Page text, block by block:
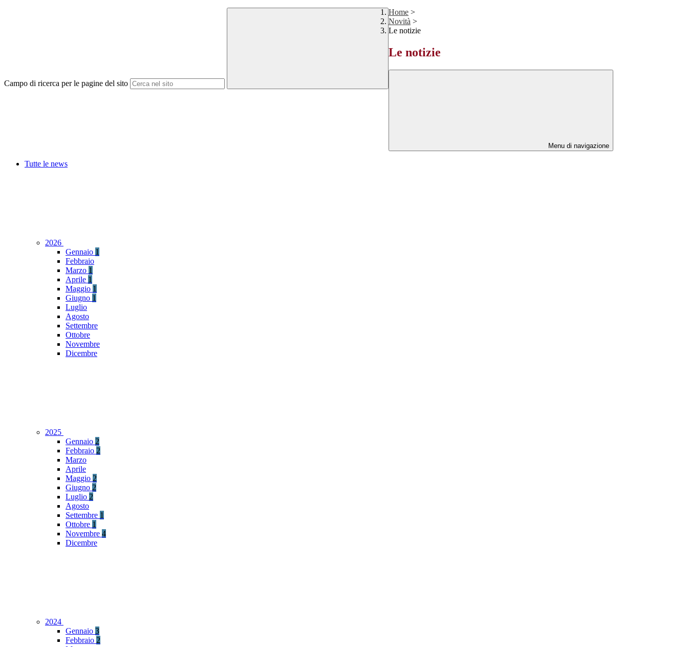
Campo di ricerca per le pagine del sito
Home >
Novità >
Le notizie
Le notizie
Menu di navigazione
Tutte le news
2026
Gennaio 1
Febbraio
Marzo 1
Aprile 1
Maggio 1
Giugno 1
Luglio
Agosto
Settembre
Ottobre
Novembre
Dicembre
2025
Gennaio 2
Febbraio 2
Marzo
Aprile
Maggio 2
Giugno 2
Luglio 2
Agosto
Settembre 1
Ottobre 1
Novembre 4
Dicembre
2024
Gennaio 3
Febbraio 2